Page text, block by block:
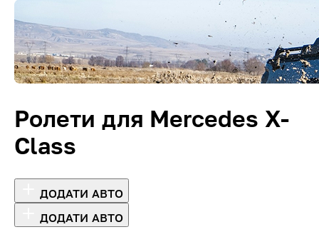
Ролети для Mercedes X-
Class
ДОДАТИ АВТО
ДОДАТИ АВТО